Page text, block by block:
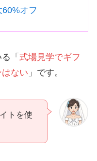
オフ
「 式場見学でギフ
はない 」です。
トを使